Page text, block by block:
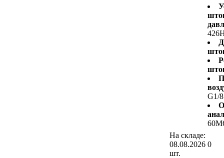
G1/
На складе:
08.08.2026 0
шт.